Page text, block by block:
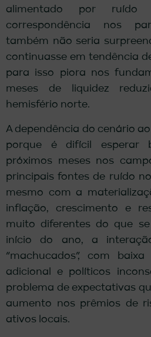
alimentado por
correspondência nos
também não seria
continuasse em tendência
para isso piora nos
meses de liquidez
hemisfério norte.
A dependência do cenário
porque é difícil esperar
próximos meses nos
principais fontes de ruído
mesmo com a
inflação, crescimento e
muito diferentes do que
início do ano, a
“machucados”, com
adicional e políticos
problema de expectativas
aumento nos prêmios de
ativos locais.